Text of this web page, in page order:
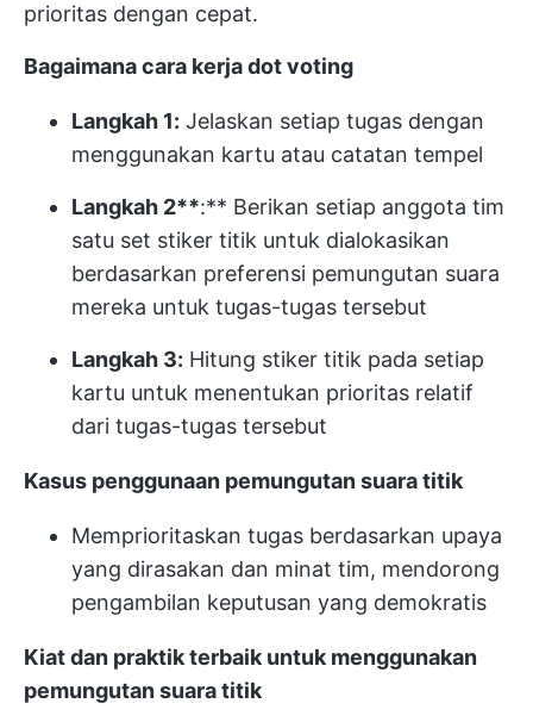
prioritas dengan cepat.
Bagaimana cara kerja dot voting
Langkah 1: Jelaskan setiap tugas dengan
menggunakan kartu atau catatan tempel
Langkah 2**:** Berikan setiap anggota tim
satu set stiker titik untuk dialokasikan
berdasarkan preferensi pemungutan suara
mereka untuk tugas-tugas tersebut
Langkah 3: Hitung stiker titik pada setiap
kartu untuk menentukan prioritas relatif
dari tugas-tugas tersebut
Kasus penggunaan pemungutan suara titik
Memprioritaskan tugas berdasarkan upaya
yang dirasakan dan minat tim, mendorong
pengambilan keputusan yang demokratis
Kiat dan praktik terbaik untuk menggunakan
pemungutan suara titik